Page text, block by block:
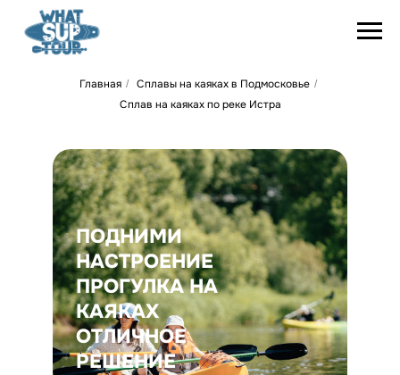
Главная / Сплавы на каяках в Подмосковье /
Сплав на каяках по реке Истра
ПОДНИМИ
НАСТРОЕНИЕ
ПРОГУЛКА НА
КАЯКАХ
ОТЛИЧНОЕ
РЕШЕНИЕ